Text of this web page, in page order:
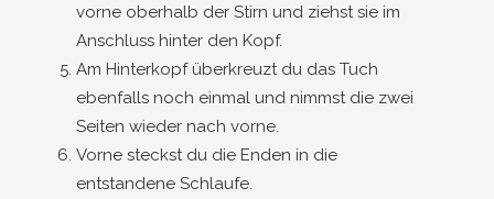
vorne oberhalb der Stirn und ziehst sie im
Anschluss hinter den Kopf.
Am Hinterkopf überkreuzt du das Tuch
ebenfalls noch einmal und nimmst die zwei
Seiten wieder nach vorne.
Vorne steckst du die Enden in die
entstandene Schlaufe.